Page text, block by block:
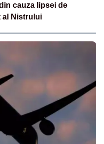
cauza lipsei de
al Nistrului